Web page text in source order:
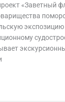
«Заветный